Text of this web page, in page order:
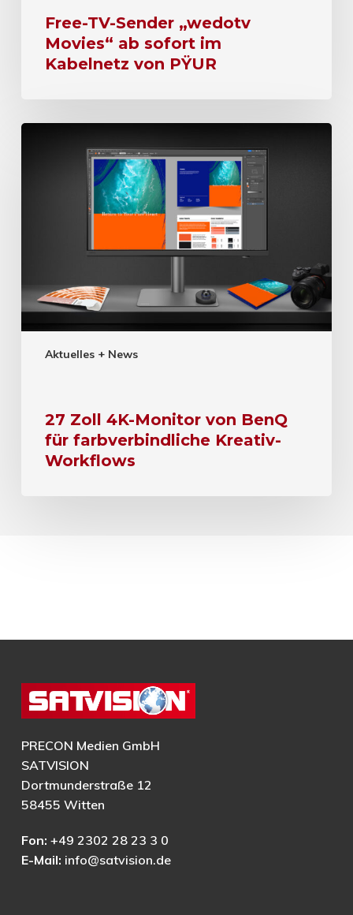
Free-TV-Sender „wedotv
Movies“ ab sofort im
Kabelnetz von PŸUR
Aktuelles + News
27 Zoll 4K-Monitor von BenQ
für farbverbindliche Kreativ-
Workflows
PRECON Medien GmbH
SATVISION
Dortmunderstraße 12
58455 Witten
Fon: +49 2302 28 23 3 0
E-Mail: info@satvision.de